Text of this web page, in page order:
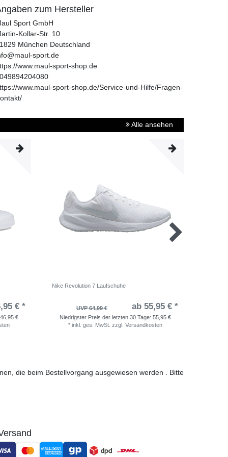
zum Hersteller
Sport GmbH
Kollar-Str. 10
München Deutschland
sport.de
www.maul-sport-shop.de
www.maul-sport-shop.de/Service-und-Hilfe/Fragen-
Alle ansehen
€ *
46,95 €
Nike Revolution 7 Laufschuhe
UVP 64,99 € ab 55,95 € *
Niedrigster Preis der letzten 30 Tage: 55,95 €
* inkl. ges. MwSt. zzgl. Versandkosten
die beim Bestellvorgang ausgewiesen werden . Bitte